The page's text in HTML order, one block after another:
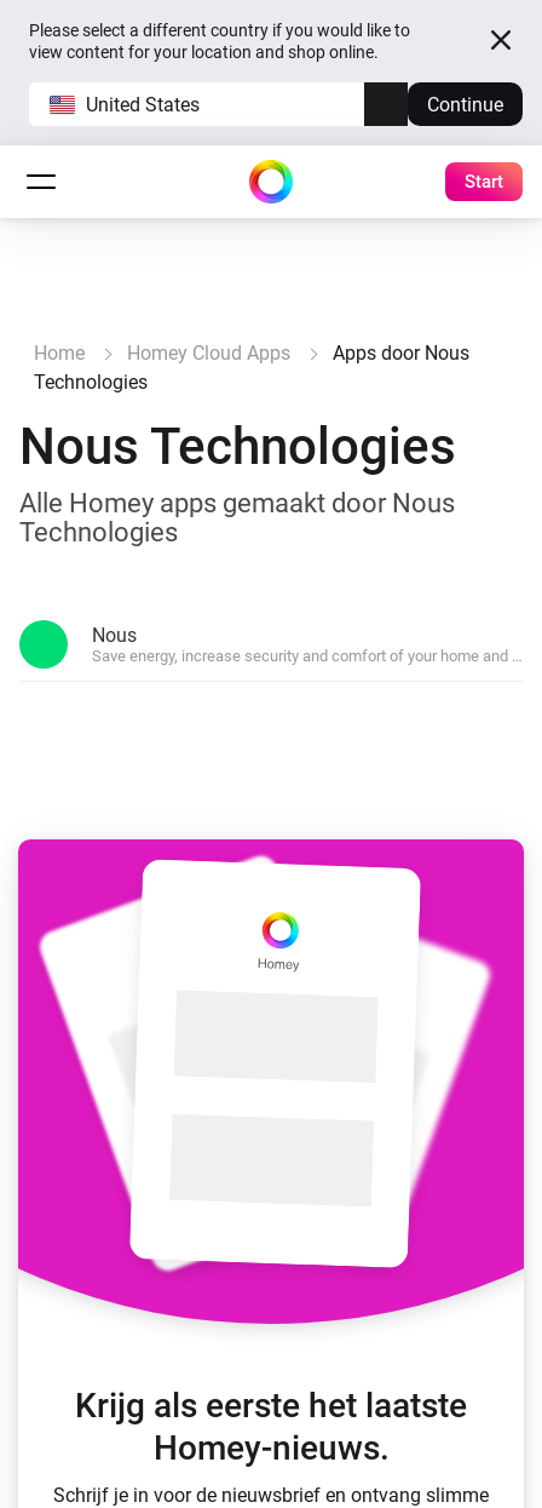
Please select a different country if you would like to
view content for your location and shop online.
United States Continue
Start
Home Homey Cloud Apps
Apps door Nous
Technologies
Nous Technologies
Alle Homey apps gemaakt door Nous
Technologies
Nous
Save energy, increase security and comfort of your home and
Krijg als eerste het laatste
Homey-nieuws.
Schrijf je in voor de nieuwsbrief en ontvang slimme